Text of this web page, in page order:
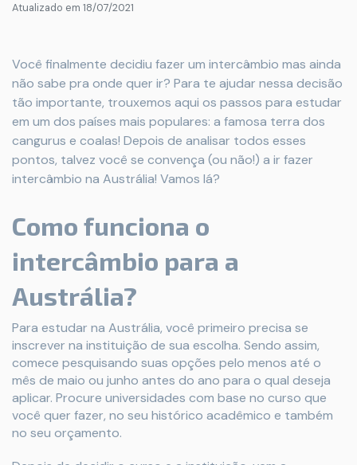
Atualizado em 18/07/2021
Você finalmente decidiu fazer um intercâmbio mas ainda
não sabe pra onde quer ir? Para te ajudar nessa decisão
tão importante, trouxemos aqui os passos para estudar
em um dos países mais populares: a famosa terra dos
cangurus e coalas! Depois de analisar todos esses
pontos, talvez você se convença (ou não!) a ir fazer
intercâmbio na Austrália! Vamos lá?
Como funciona o
intercâmbio para a
Austrália?
Para estudar na Austrália, você primeiro precisa se
inscrever na instituição de sua escolha. Sendo assim,
comece pesquisando suas opções pelo menos até o
mês de maio ou junho antes do ano para o qual deseja
aplicar. Procure universidades com base no curso que
você quer fazer, no seu histórico acadêmico e também
no seu orçamento.